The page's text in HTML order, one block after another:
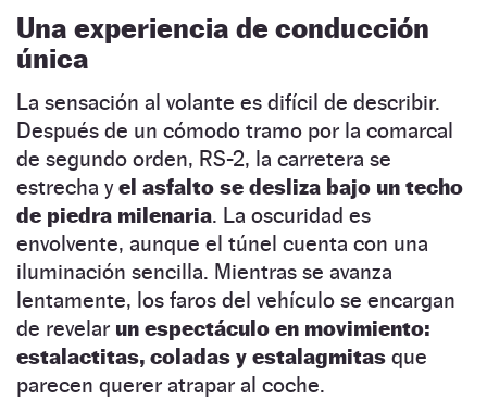
Una experiencia de conducción
única
La sensación al volante es difícil de describir.
Después de un cómodo tramo por la comarcal
de segundo orden, RS-2, la carretera se
estrecha yel asfalto se desliza bajo un techo
de piedra milenaria. La oscuridad es
envolvente, aunque el túnel cuenta con una
iluminación sencilla. Mientras se avanza
lentamente, los faros del vehículo se encargan
de revelar un espectáculo en movimiento:
estalactitas, coladas y estalagmitas que
parecen querer atrapar al coche.